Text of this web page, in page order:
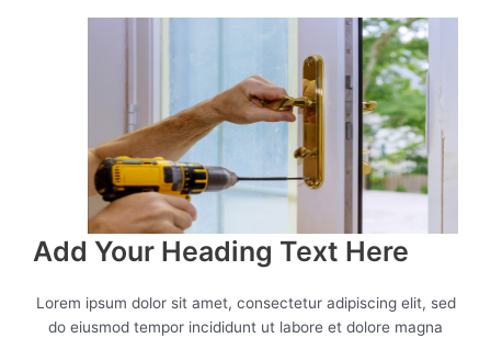
Add Your Heading Text Here
Lorem ipsum dolor sit amet, consectetur adipiscing elit, sed
do eiusmod tempor incididunt ut labore et dolore magna